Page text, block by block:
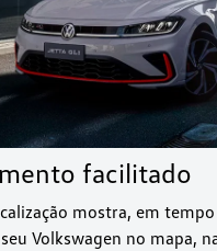
facilitado
mostra, em tempo
Volkswagen no mapa,